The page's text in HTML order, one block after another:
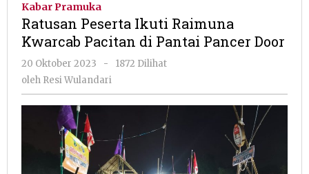
Pacitan
Kabar Pramuka
Ratusan Peserta Ikuti Raimuna
Kwarcab Pacitan di Pantai Pancer Door
20 Oktober 2023
oleh
Resi
-
1872 Dilihat
oleh Resi Wulandari